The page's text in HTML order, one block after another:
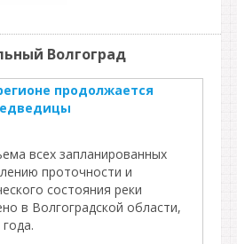
Волгоград
продолжается
всех запланированных
проточности и
состояния реки
в Волгоградской области,